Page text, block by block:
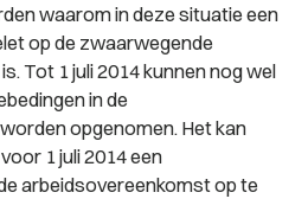
waarom in deze situatie een
op de zwaarwegende
Tot 1 juli 2014 kunnen nog wel
in de
opgenomen. Het kan
1 juli 2014 een
arbeidsovereenkomst op te